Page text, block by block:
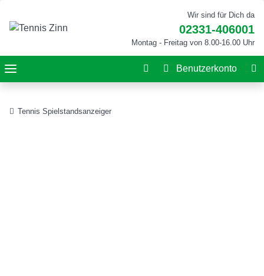
Wir sind für Dich da
02331-406001
Montag - Freitag von 8.00-16.00 Uhr
Benutzerkonto
Tennis Spielstandsanzeiger